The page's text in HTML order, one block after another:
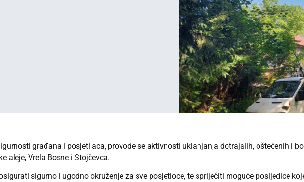
građana i posjetilaca, provode se aktivnosti uklanjanja dotrajalih, oštećenih i
aleje, Vrela Bosne i Stojčevca.
sigurno i ugodno okruženje za sve posjetioce, te spriječiti moguće posljedice